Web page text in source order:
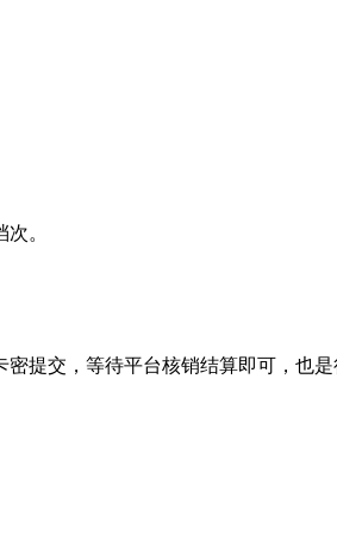
。
提交，等待平台核销结算即可，也是